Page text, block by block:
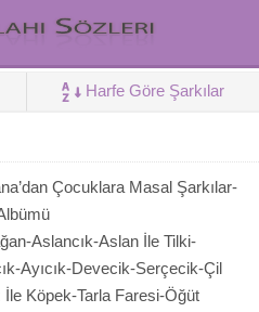
Harfe Göre Şarkılar
Çocuklara Masal Şarkılar-
Aslancık-Aslan İle Tilki-
Ayıcık-Devecik-Serçecik-Çil
İle Köpek-Tarla Faresi-Öğüt